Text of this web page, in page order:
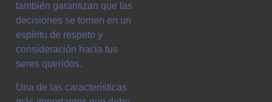
también garantizan que las
decisiones se tomen en un
espíritu de respeto y
consideración hacia tus
seres queridos.
Una de las características